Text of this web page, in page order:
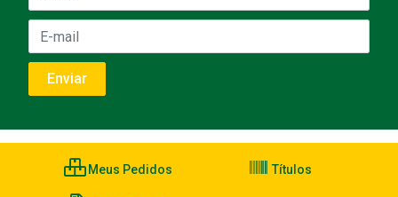
Meus Pedidos Títulos